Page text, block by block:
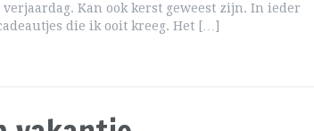
Kan ook kerst geweest zijn. In ieder
die ik ooit kreeg. Het […]